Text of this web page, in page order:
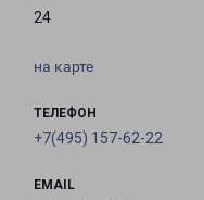
24
на карте
ТЕЛЕФОН
+7(495) 157-62-22
EMAIL